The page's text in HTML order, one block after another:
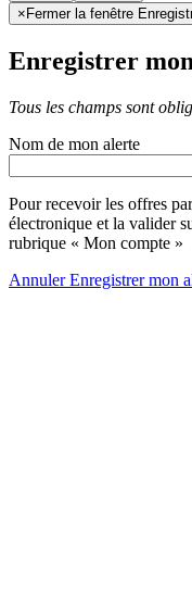
× Fermer la fenêtre
Enregistrer
Tous les champs sont
Nom de mon alerte
Pour recevoir les offres
électronique et la valider
rubrique « Mon compte »
AnnulerEnregistrer mon